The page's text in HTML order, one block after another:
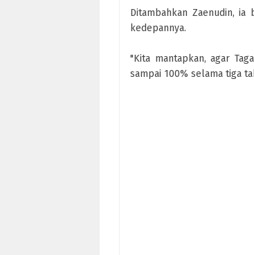
Ditambahkan Zaenudin,
kedepannya.
"Kita mantapkan, agar
sampai 100% selama tiga